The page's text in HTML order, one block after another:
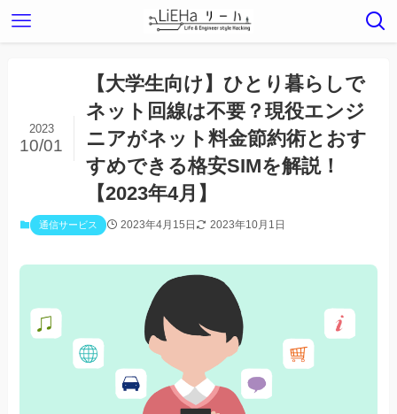
【大学生向け】ひとり暮らしで
ネット回線は不要？現役エンジ
ニアがネット料金節約術とおす
すめできる格安SIMを解説！
【2023年4月】
2023
10/01
通信サービス 2023年4月15日 2023年10月1日